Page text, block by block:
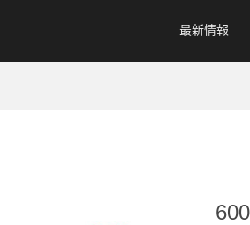
最新情報